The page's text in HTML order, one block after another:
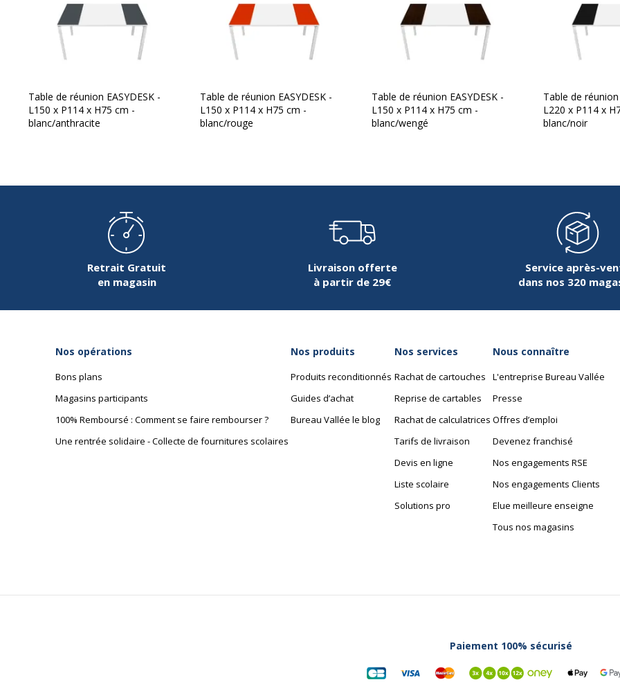
Quantité incluse
Type de produit Table
Nature de la Finition
Marque
Référence produit fabricant
Dimensions &
Baguette de finition - largeur : 2 mm, Pied - largeur :
50 mm, profondeur : 50 mm
Hauteur 75 cm
Disponibilité des pièces
Garanties légales
Table de réunion EASYDESK -
L150 x P114 x H75 cm -
blanc/anthracite
Table de réunion EASYDESK -
L150 x P114 x H75 cm -
blanc/rouge
Table de réunion EASYDESK -
L150 x P114 x H75 cm -
blanc/wengé
Table de réunion
L220 x P114 x
blanc/noir
Retrait Gratuit
en magasin
Livraison offerte
à partir de 29€
Service après-
dans nos 320
Nos opérations
Bons plans
Magasins participants
100% Remboursé : Comment se faire rembourser ?
Une rentrée solidaire - Collecte de fournitures scolaires
Nos produits
Produits reconditionnés
Guides d’achat
Bureau Vallée le blog
Nos services
Rachat de cartouches
Reprise de cartables
Rachat de calculatrices
Tarifs de livraison
Devis en ligne
Liste scolaire
Solutions pro
Nous connaître
L'entreprise Bureau Vallée
Presse
Offres d’emploi
Devenez franchisé
Nos engagements RSE
Nos engagements Clients
Elue meilleure enseigne
Tous nos magasins
Paiement 100% sécurisé